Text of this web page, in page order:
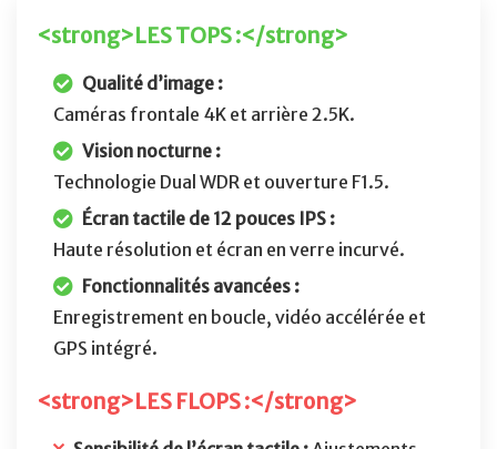
<strong>LES TOPS :</strong>
Qualité d’image :
Caméras frontale 4K et arrière 2.5K.
Vision nocturne :
Technologie Dual WDR et ouverture F1.5.
Écran tactile de 12 pouces IPS :
Haute résolution et écran en verre incurvé.
Fonctionnalités avancées :
Enregistrement en boucle, vidéo accélérée et
GPS intégré.
<strong>LES FLOPS :</strong>